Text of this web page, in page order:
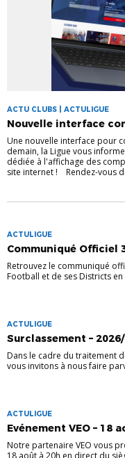
ACTU CLUBS | ACTULIGUE
Nouvelle interface
Une nouvelle interface pour
demain, la Ligue vous
dédiée à l'affichage des
site internet ! Rendez-vous
ACTULIGUE
Communiqué Officiel
Retrouvez le communiqué
Football et de ses Districts en
ACTULIGUE
Surclassement –
Dans le cadre du traitement
vous invitons à nous faire
ACTULIGUE
Evénement VEO – 18
Notre partenaire VEO vous